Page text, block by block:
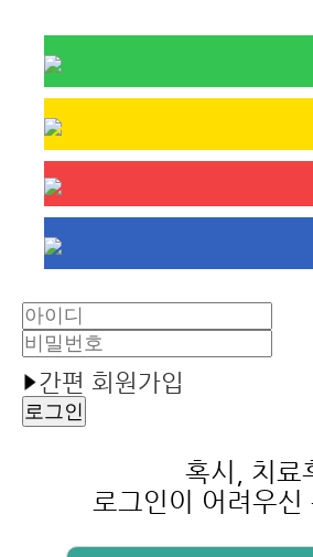
간편 회원가입
혹시, 치료
로그인이 어려우